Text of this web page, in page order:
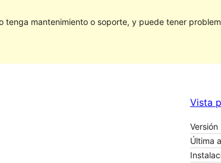
tenga mantenimiento o soporte, y puede tener
Vista
Versión
Última